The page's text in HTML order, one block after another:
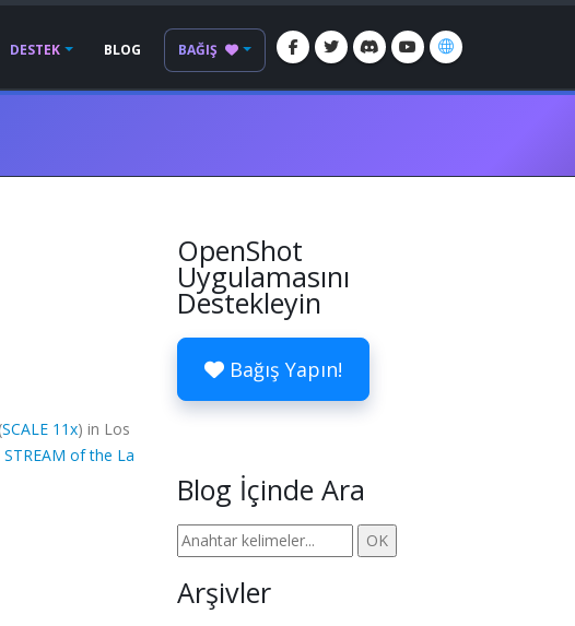
DESTEK BLOG BAĞIŞ
SCALE 11x) in Los
of the La
OpenShot
Uygulamasını
Destekleyin
Bağış Yapın!
Blog İçinde Ara
Arşivler